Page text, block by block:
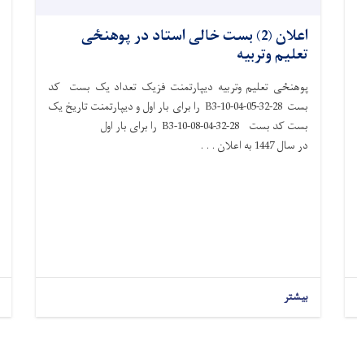
اعلان (2) بست خالی استاد در پوهنځی
تعلیم وتربیه
پوهنځی تعلیم وتربیه دیپارتمنت فزیک تعداد یک بست کد
بست 28-32-B3-10-04-05 را برای بار اول و دیپارتمنت تاریخ یک
بست کد بست 28-32-B3-10-08-04 را برای بار اول
در سال 1447 به اعلان . . .
بیشتر